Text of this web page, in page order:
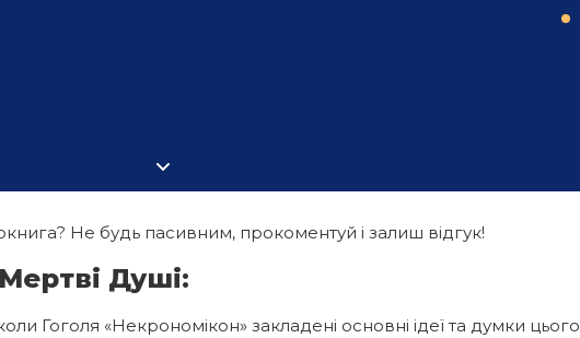
Не будь пасивним, прокоментуй і залиш відгук!
Душі:
Гоголя «Некрономікон» закладені основні ідеї та думки цього